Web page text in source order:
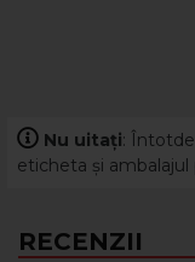
Nu uitați:
eticheta și ambalajul
RECENZII